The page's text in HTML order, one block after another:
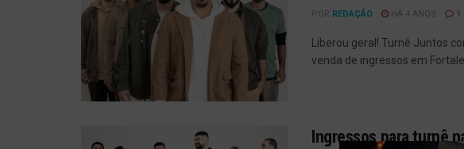
POR REDAÇÃO HÁ 4 ANOS 1
Liberou geral! Turnê Juntos
venda de ingressos em
Ingressos para turnê